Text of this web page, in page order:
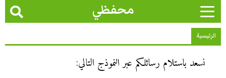
محفظي
الرئيسية
نسعد باستلام رسائلكم عبر النموذج التالي: